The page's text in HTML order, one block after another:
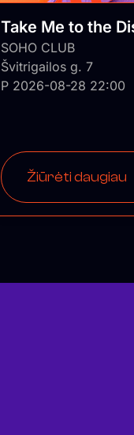
Take Me to the
SOHO CLUB
Švitrigailos g. 7
P 2026-08-28 22:00
Žiūrėti daugiau